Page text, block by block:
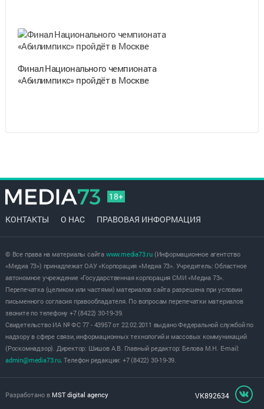
Финал Национального чемпионата
«Абилимпикс» пройдёт в Москве
18+
КОНТАКТЫ О НАС ПРАВОВАЯ ИНФОРМАЦИЯ
© Все права на материалы сайта www.media73.ru(Информационное агентство
«Медиа 73») принадлежат ОАУ «Корпорация «Медиа 73». Учредитель: Областное
автономное учреждение «Государственная корпорация СМИ «Медиа 73».
Перепечатка (целиком или частями) материалов сайта разрешена при условии
письменного согласия правообладателя. По вопросам перепечатки материалов
звоните по телефону +7 (8422) 30-19-39.
Свидетельство ИА № ФС 77 - 43957 от 22.02.2011 выдано Федеральной службой по
надзору в сфере связи, информационных технологий и массовых коммуникаций
(Роскомнадзор). Директор: Шишов А.В. Главный редактор: Белова М.Н. E-mail:
admin@media73.ru. Телефон редакции: +7 (8422) 30-19-39.
Разработано в MST digital agency VK892634